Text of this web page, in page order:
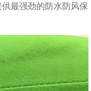
最强劲的防水防风保